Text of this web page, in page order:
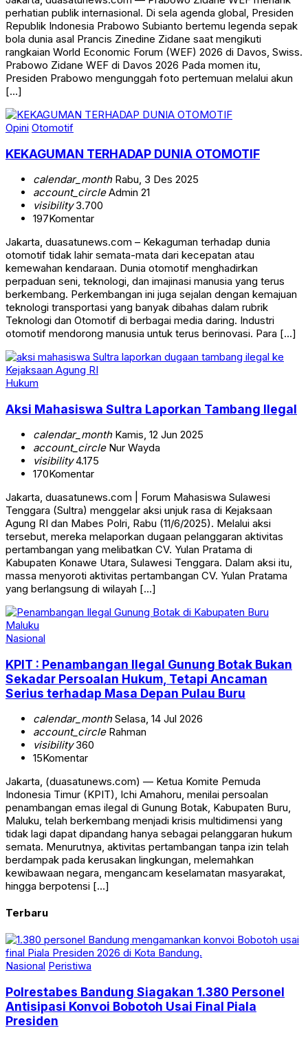
perhatian publik internasional. Di sela agenda global, Presiden
Republik Indonesia Prabowo Subianto bertemu legenda sepak
bola dunia asal Prancis Zinedine Zidane saat mengikuti
rangkaian World Economic Forum (WEF) 2026 di Davos, Swiss.
Prabowo Zidane WEF di Davos 2026 Pada momen itu,
Presiden Prabowo mengunggah foto pertemuan melalui akun
[…]
Opini Otomotif
KEKAGUMAN TERHADAP DUNIA OTOMOTIF
calendar_monthRabu, 3 Des 2025
account_circleAdmin 21
visibility3.700
197Komentar
Jakarta, duasatunews.com – Kekaguman terhadap dunia
otomotif tidak lahir semata-mata dari kecepatan atau
kemewahan kendaraan. Dunia otomotif menghadirkan
perpaduan seni, teknologi, dan imajinasi manusia yang terus
berkembang. Perkembangan ini juga sejalan dengan kemajuan
teknologi transportasi yang banyak dibahas dalam rubrik
Teknologi dan Otomotif di berbagai media daring. Industri
otomotif mendorong manusia untuk terus berinovasi. Para […]
Hukum
Aksi Mahasiswa Sultra Laporkan Tambang Ilegal
calendar_monthKamis, 12 Jun 2025
account_circleNur Wayda
visibility4.175
170Komentar
Jakarta, duasatunews.com | Forum Mahasiswa Sulawesi
Tenggara (Sultra) menggelar aksi unjuk rasa di Kejaksaan
Agung RI dan Mabes Polri, Rabu (11/6/2025). Melalui aksi
tersebut, mereka melaporkan dugaan pelanggaran aktivitas
pertambangan yang melibatkan CV. Yulan Pratama di
Kabupaten Konawe Utara, Sulawesi Tenggara. Dalam aksi itu,
massa menyoroti aktivitas pertambangan CV. Yulan Pratama
yang berlangsung di wilayah […]
Nasional
KPIT : Penambangan Ilegal Gunung Botak Bukan
Sekadar Persoalan Hukum, Tetapi Ancaman
Serius terhadap Masa Depan Pulau Buru
calendar_monthSelasa, 14 Jul 2026
account_circleRahman
visibility360
15Komentar
Jakarta, (duasatunews.com) — Ketua Komite Pemuda
Indonesia Timur (KPIT), Ichi Amahoru, menilai persoalan
penambangan emas ilegal di Gunung Botak, Kabupaten Buru,
Maluku, telah berkembang menjadi krisis multidimensi yang
tidak lagi dapat dipandang hanya sebagai pelanggaran hukum
semata. Menurutnya, aktivitas pertambangan tanpa izin telah
berdampak pada kerusakan lingkungan, melemahkan
kewibawaan negara, mengancam keselamatan masyarakat,
hingga berpotensi […]
Terbaru
Nasional Peristiwa
Polrestabes Bandung Siagakan 1.380 Personel
Antisipasi Konvoi Bobotoh Usai Final Piala
Presiden